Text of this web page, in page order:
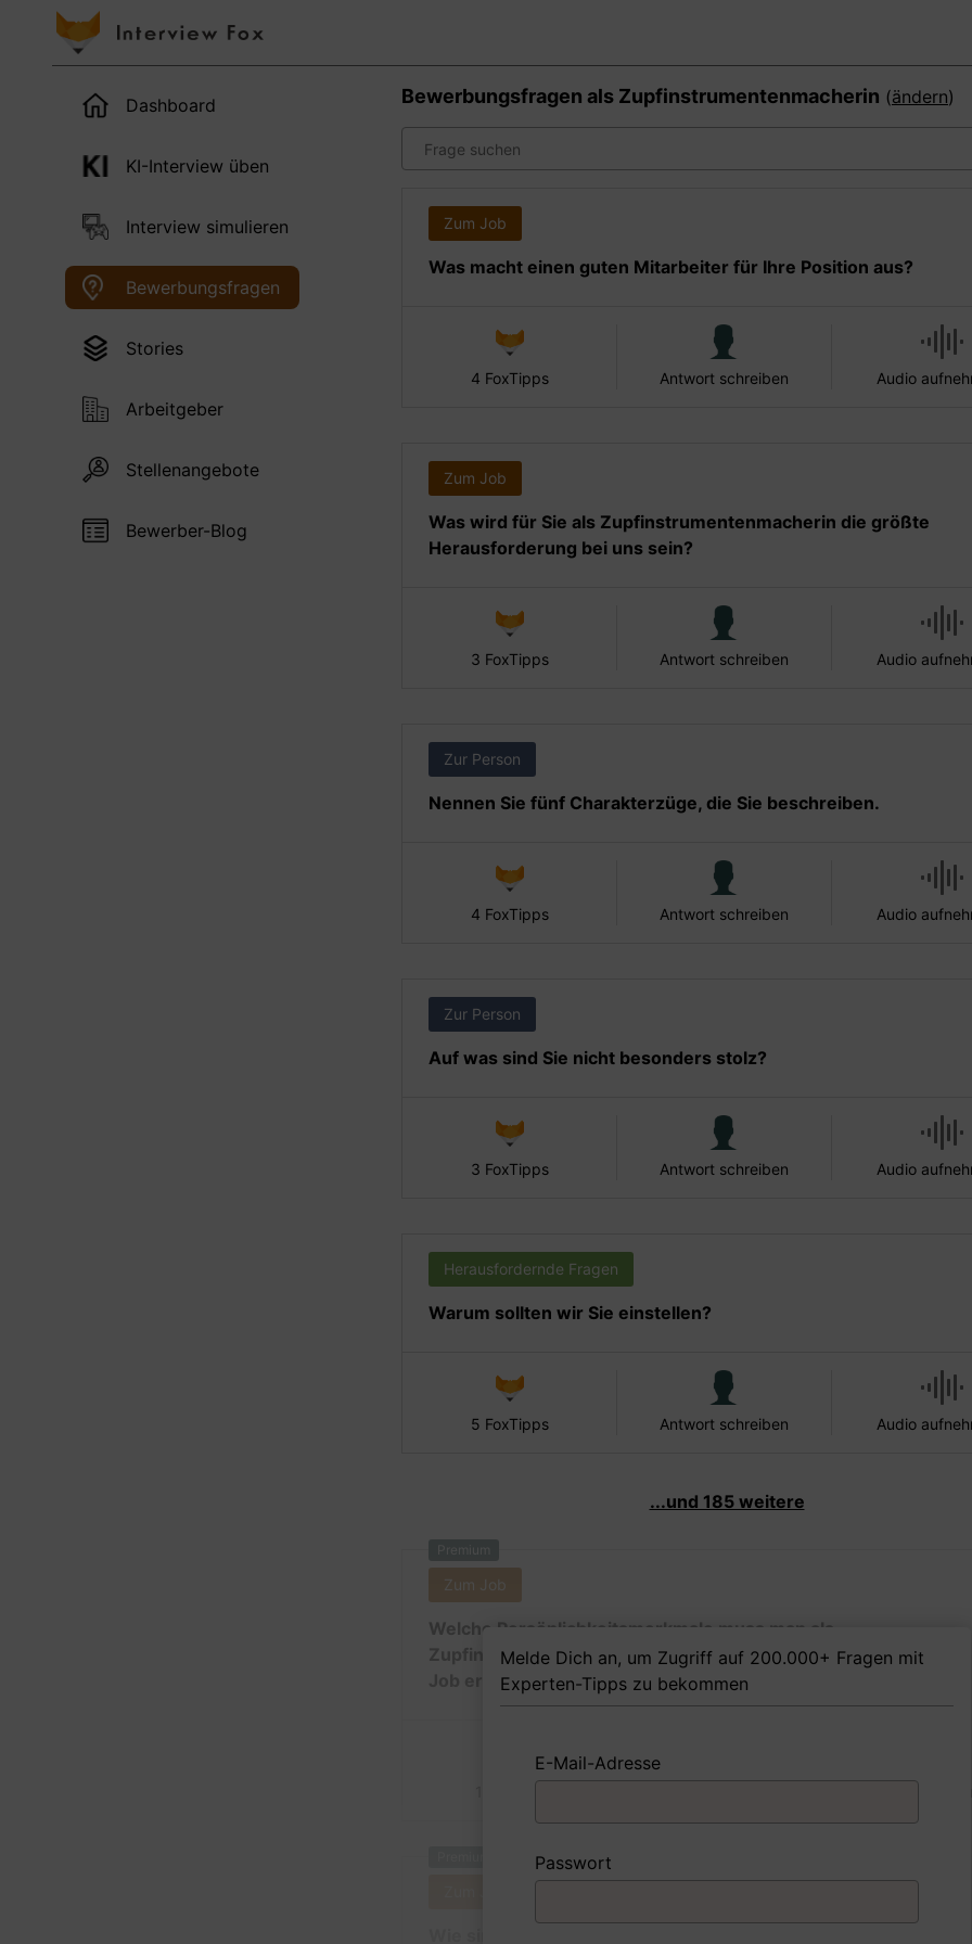
Dashboard
KI-Interview üben
Interview simulieren
Bewerbungsfragen
Stories
Arbeitgeber
Stellenangebote
Bewerber-Blog
Bewerbungsfragen als Zupfinstrumentenmacherin (ändern)
Zum Job
Was macht einen guten Mitarbeiter für Ihre Position aus?
4 FoxTipps Antwort schreiben Audio
Zum Job
Was wird für Sie als Zupfinstrumentenmacherin die größte
Herausforderung bei uns sein?
3 FoxTipps Antwort schreiben Audio
Zur Person
Nennen Sie fünf Charakterzüge, die Sie beschreiben.
4 FoxTipps Antwort schreiben Audio
Zur Person
Auf was sind Sie nicht besonders stolz?
3 FoxTipps Antwort schreiben Audio
Herausfordernde Fragen
Warum sollten wir Sie einstellen?
5 FoxTipps Antwort schreiben Audio
...und 185 weitere
Premium
Zum Job
Welche Persönlichkeitsmerkmale muss man als
Zupfinstrumentenmacherin Ihrer Meinung nach besitzen, um in
Job erfolgreich zu sein?
Melde Dich an, um Zugriff auf 200.000+ Fragen mit
Experten-Tipps zu bekommen
E-Mail-Adresse
Passwort